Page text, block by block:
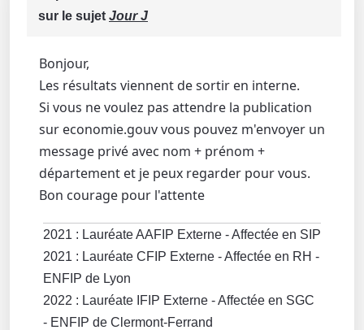
sur le sujet Jour J
Bonjour,
Les résultats viennent de sortir en interne.
Si vous ne voulez pas attendre la publication
sur economie.gouv vous pouvez m'envoyer un
message privé avec nom + prénom +
département et je peux regarder pour vous.
Bon courage pour l'attente
2021 : Lauréate AAFIP Externe - Affectée en SIP
2021 : Lauréate CFIP Externe - Affectée en RH -
ENFIP de Lyon
2022 : Lauréate IFIP Externe - Affectée en SGC
- ENFIP de Clermont-Ferrand